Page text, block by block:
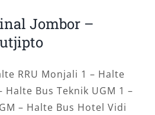
Jombor –
RRU Monjali 1 – Halte
Halte Bus Teknik UGM 1 –
– Halte Bus Hotel Vidi